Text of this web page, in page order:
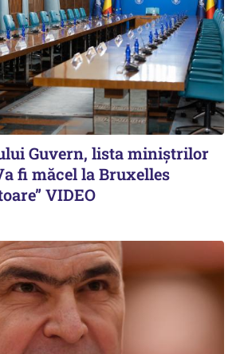
Guvern, lista miniștrilor
fi măcel la Bruxelles
VIDEO